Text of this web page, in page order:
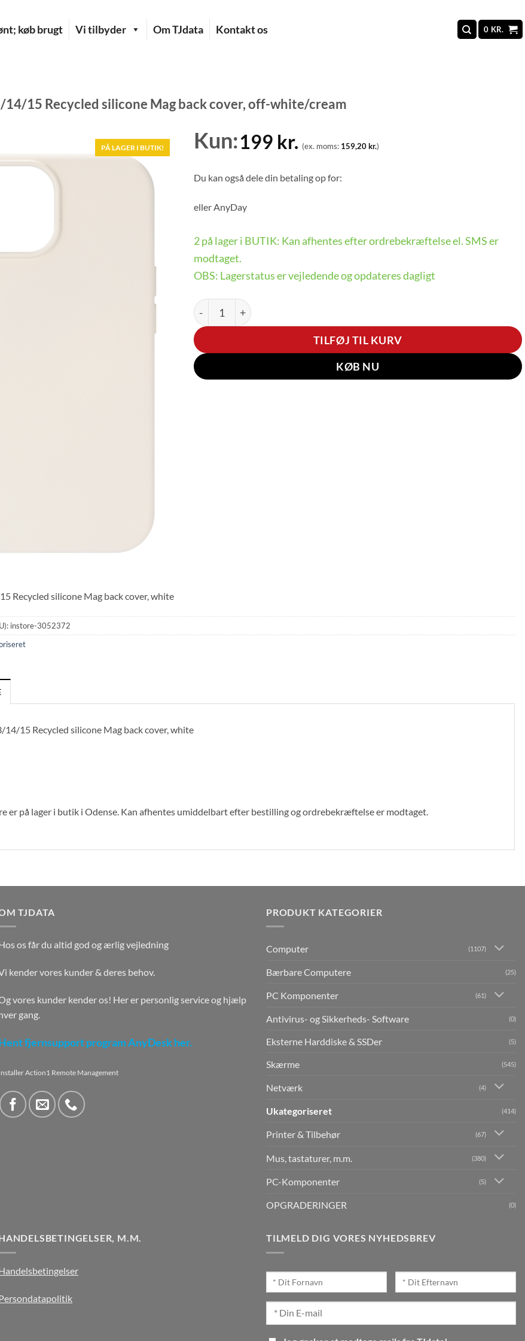
køb brugt Vi tilbyder Om TJdata Kontakt os 0 KR.
14/15 Recycled silicone Mag back cover, off-white/cream
PÅ LAGER I BUTIK! Kun:199 kr. (ex. moms: 159,20kr.)
Du kan også dele din betaling op for:
ellerAnyDay
2 på lager i BUTIK: Kan afhentes efter ordrebekræftelse el. SMS er
modtaget.
OBS: Lagerstatus er vejledende og opdateres dagligt
iPhone 13/14/15 Recycled silicone Mag back cover, off-white/cream
TILFØJ TIL KURV
KØB NU
Recycled silicone Mag back cover, white
instore-3052372
14/15 Recycled silicone Mag back cover, white
er på lager i butik i Odense. Kan afhentes umiddelbart efter bestilling og ordrebekræftelse er modtaget.
TJDATA
os får du altid god og ærlig vejledning
kender vores kunder & deres behov.
vores kunder kender os! Her er personlig service og hjælp
gang.
fjernsupport program AnyDesk her.
Action1 Remote Management
PRODUKT KATEGORIER
Computer (1107)
Bærbare Computere (25)
PC Komponenter (61)
Antivirus- og Sikkerheds- Software (0)
Eksterne Harddiske & SSDer (5)
Skærme (545)
Netværk (4)
Ukategoriseret (414)
Printer & Tilbehør (67)
Mus, tastaturer, m.m. (380)
PC-Komponenter (5)
OPGRADERINGER (0)
M.M. TILMELD DIG VORES NYHEDSBREV